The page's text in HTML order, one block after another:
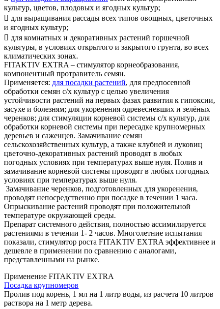
культур, цветов, плодовых и ягодных культур;
 для выращивания рассады всех типов овощных, цветочных
и ягодных культур;
 для комнатных и декоративных растений горшечной
культуры, в условиях открытого и закрытого грунта, во всех
климатических зонах.
FITAKTIV EXTRA – стимулятор корнеобразования,
компонентный протравитель семян.
Применяется: для посадки растений, для предпосевной
обработки семян с/х культур с целью увеличения
устойчивости растений на первых фазах развития к гипоксии,
засухе и болезням; для укоренения одревесневших и зелёных
черенков; для стимуляции корневой системы с/х культур, для
обработки корневой системы при пересадке крупномерных
деревьев и саженцев. Замачивание семян
сельскохозяйственных культур, а также клубней и луковиц
цветочно‐декоративных растений проводят в любых
погодных условиях при температурах выше нуля. Полив и
замачивание корневой системы проводят в любых погодных
условиях при температурах выше нуля.
Замачивание черенков, подготовленных для укоренения,
проводят непосредственно при посадке в течении 1 часа.
Опрыскивание растений проводят при положительной
температуре окружающей среды.
Препарат системного действия, полностью ассимилируется
растениями в течении 1‐ 2 часов. Многолетние испытания
показали, стимулятор роста FITAKTIV EXTRA эффективнее и
дешевле в применении по сравнению с аналогами,
представленными на рынке.
Применение FITAKTIV EXTRA
Посадка крупномеров
Пролив под корень, 1 мл на 1 литр воды, из расчета 10 литров
раствора на 1 метр дерева.